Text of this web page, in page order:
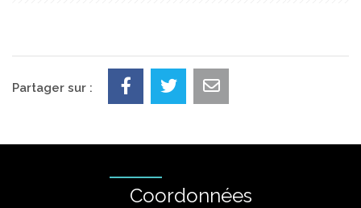
Partager sur :
Coordonnées